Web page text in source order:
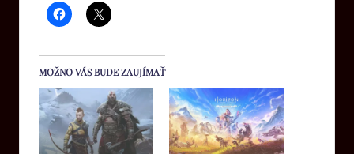
MOŽNO VÁS BUDE ZAUJÍMAŤ